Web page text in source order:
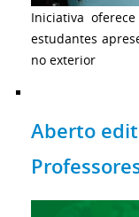
Iniciativa
estudantes
no exterior
Aberto